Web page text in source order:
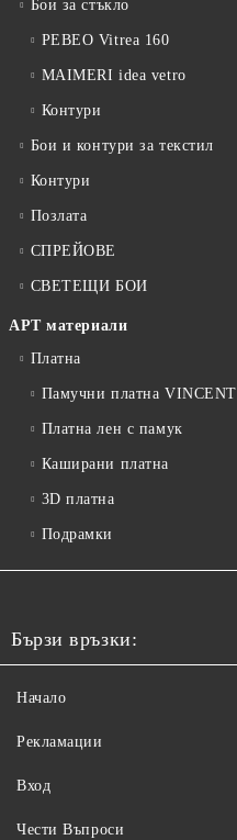
Бои за стъкло
PEBEO Vitrea 160
MAIMERI idea vetro
Контури
Бои и контури за текстил
Контури
Позлата
СПРЕЙОВЕ
СВЕТЕЩИ БОИ
АРТ материали
Платна
Памучни платна VINCENT
Платна лен с памук
Каширани платна
3D платна
Подрамки
Бързи връзки:
Начало
Рекламации
Вход
Чести Въпроси